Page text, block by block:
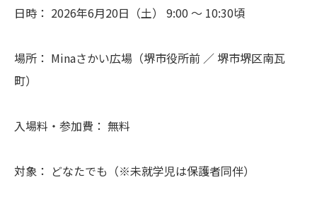
日時： 2026年6月20日（土） 9:00 〜 10:30頃
場所： Minaさかい広場（堺市役所前 ／ 堺市堺区南瓦
町）
入場料・参加費： 無料
対象： どなたでも（※未就学児は保護者同伴）